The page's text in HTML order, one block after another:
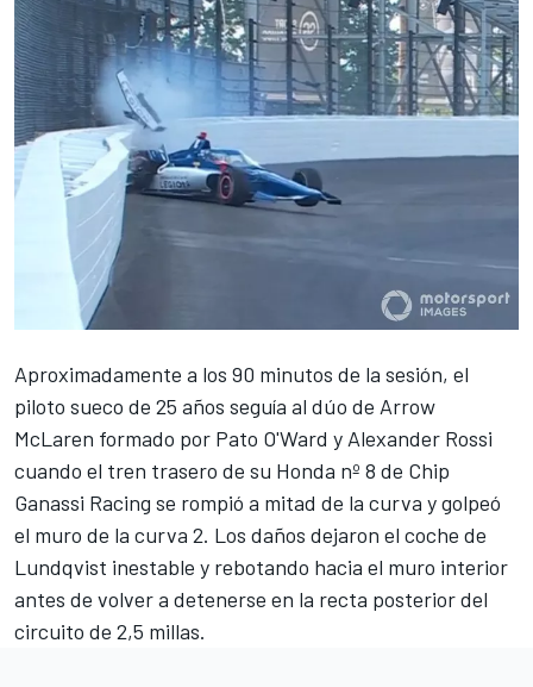
Aproximadamente a los 90 minutos de la sesión, el
piloto sueco de 25 años seguía al dúo de Arrow
McLaren formado por Pato O'Ward y Alexander Rossi
cuando el tren trasero de su Honda nº 8 de Chip
Ganassi Racing se rompió a mitad de la curva y golpeó
el muro de la curva 2. Los daños dejaron el coche de
Lundqvist inestable y rebotando hacia el muro interior
antes de volver a detenerse en la recta posterior del
circuito de 2,5 millas.